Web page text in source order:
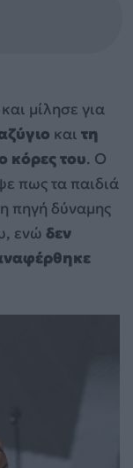
μίλησε για
και τη
κόρες του. Ο
πως τα παιδιά
πηγή δύναμης
ενώ δεν